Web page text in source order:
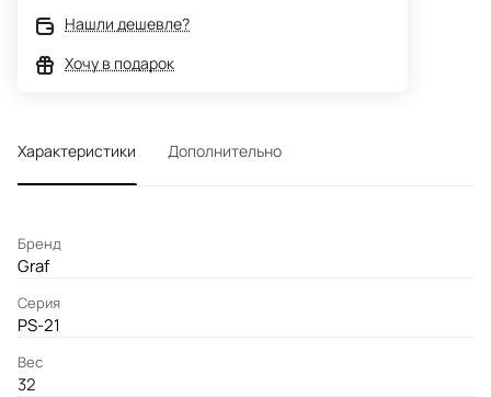
Нашли дешевле?
Хочу в подарок
Характеристики Дополнительно
Бренд
Graf
Серия
PS-21
Вес
32